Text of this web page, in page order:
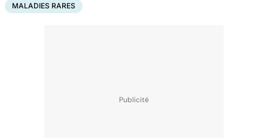
MALADIES RARES